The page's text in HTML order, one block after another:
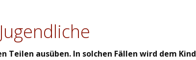
ausüben. In solchen Fällen wird dem Kind